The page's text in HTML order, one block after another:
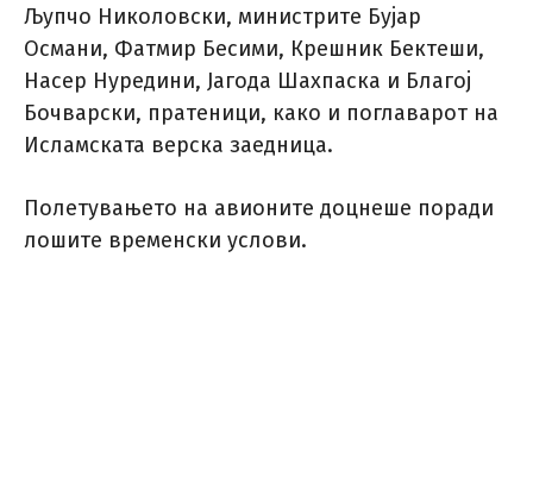
Љупчо Николовски, министрите Бујар
Османи, Фатмир Бесими, Крешник Бектеши,
Насер Нуредини, Јагода Шахпаска и Благој
Бочварски, пратеници, како и поглаварот на
Исламската верска заедница.
Полетувањето на авионите доцнеше поради
лошите временски услови.